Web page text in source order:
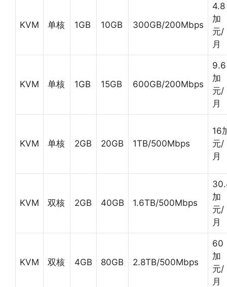
KVM 单核 1GB 10GB 300GB/200Mbps
4.8
加
元/
月
KVM 单核 1GB 15GB 600GB/200Mbps
9.6
加
元/
月
KVM 单核 2GB 20GB 1TB/500Mbps
16
元/
月
KVM 双核 2GB 40GB 1.6TB/500Mbps
加
元/
月
KVM 双核 4GB 80GB 2.8TB/500Mbps
60
加
元/
月